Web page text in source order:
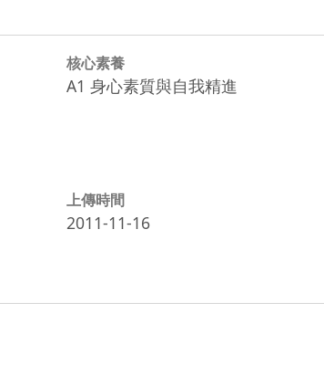
核心素養
A1 身心素質與自我精進
上傳時間
2011-11-16